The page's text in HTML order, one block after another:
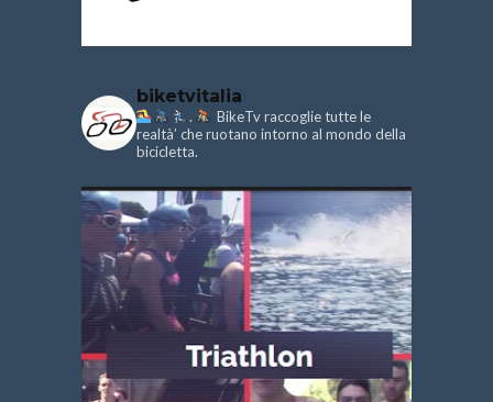
biketvitalia
.
BikeTv raccoglie tutte le
realtà’ che ruotano intorno al mondo della
bicicletta.